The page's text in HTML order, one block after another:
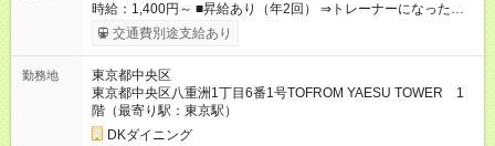
時給：1,400円～ ■昇給あり（年2回） ⇒トレーナーになった
ら… 通常時給+300円！！ ■食事補助あり◎ ■友人紹介制度あ
り ⇒最大3万円支給 ■高校生時給 ⇒通常時給より変更なし ■研修
25％UP↑ 【試用期間】試用期間なし
交通費別途支給あり
勤務地
東京都中央区
東京都中央区八重洲1丁目6番1号TOFROM YAESU TOWER 1
階（最寄り駅：東京駅）
DKダイニング